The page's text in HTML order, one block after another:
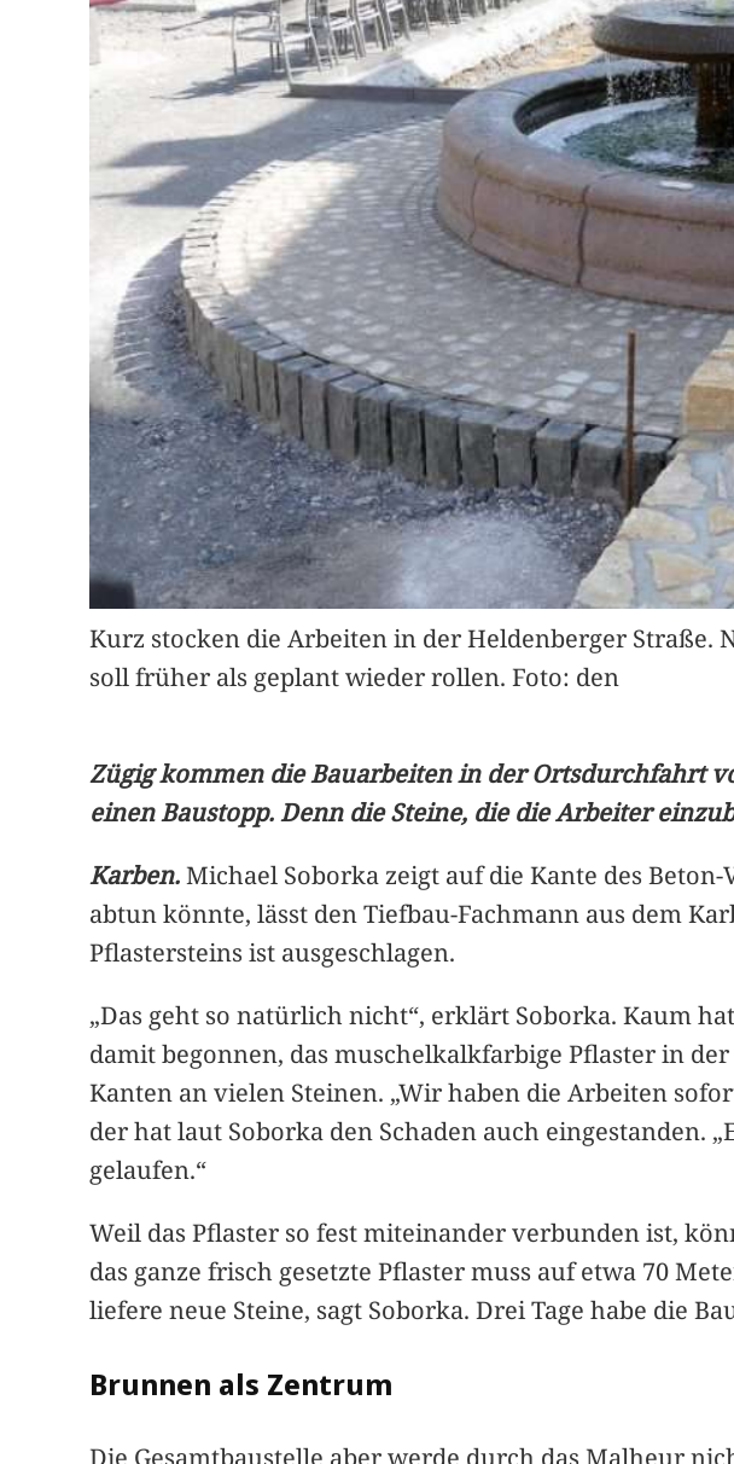
Kurz stocken die Arbeiten in der Heldenberger Straße.
soll früher als geplant wieder rollen. Foto: den
Zügig kommen die Bauarbeiten in der Ortsdurchfahrt
einen Baustopp. Denn die Steine, die die Arbeiter
Karben.Michael Soborka zeigt auf die Kante des
abtun könnte, lässt den Tiefbau-Fachmann aus dem
Pflastersteins ist ausgeschlagen.
„Das geht so natürlich nicht“, erklärt Soborka. Kaum
damit begonnen, das muschelkalkfarbige Pflaster in
Kanten an vielen Steinen. „Wir haben die Arbeiten
der hat laut Soborka den Schaden auch eingestanden.
gelaufen.“
Weil das Pflaster so fest miteinander verbunden ist,
das ganze frisch gesetzte Pflaster muss auf etwa 70
liefere neue Steine, sagt Soborka. Drei Tage habe die
Brunnen als Zentrum
Die Gesamtbaustelle aber werde durch das Malheur